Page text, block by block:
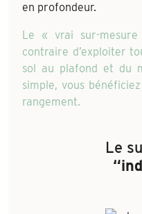
en profondeur.
Le « vrai sur-
contraire d’exploiter
sol au plafond et du
simple, vous
rangement.
Le